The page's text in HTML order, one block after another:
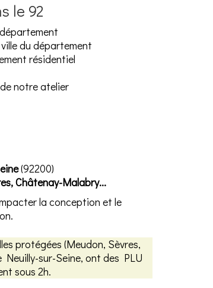
le 92
du département
résidentiel
notre atelier
(92200)
Châtenay-Malabry...
la conception et le
protégées (Meudon, Sèvres,
sur-Seine, ont des PLU
sous 2h.